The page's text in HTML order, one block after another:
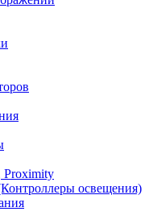
Proximity
освещения)